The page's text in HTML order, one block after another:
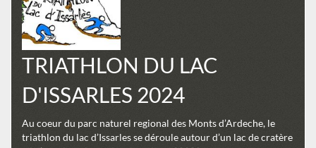
TRIATHLON DU LAC
D'ISSARLES 2024
Au coeur du parc naturel regional des Monts d’Ardeche, le
triathlon du lac d’Issarles se déroule autour d’un lac de cratère